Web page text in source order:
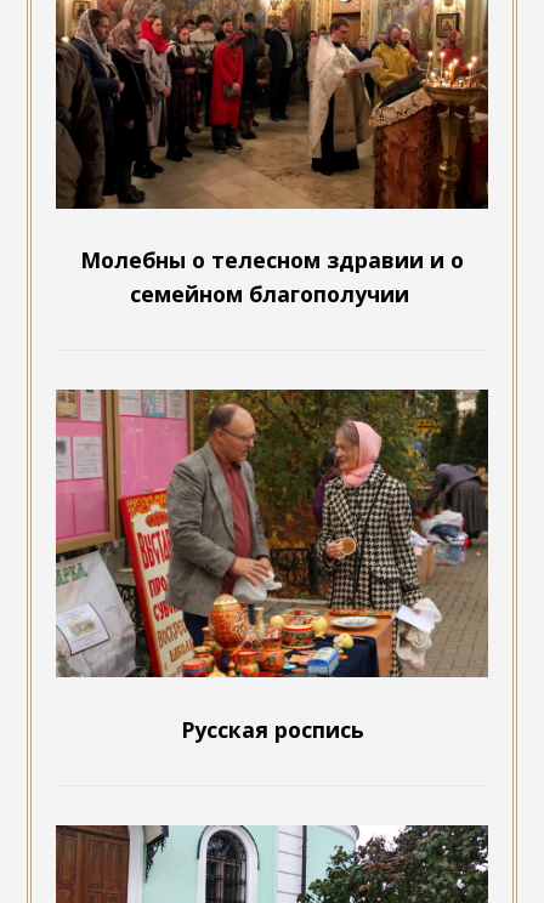
Молебны о телесном здравии и о
семейном благополучии
Русская роспись